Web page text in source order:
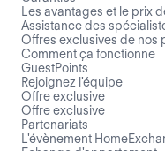
Les avantages et le prix
Assistance des
Offres exclusives de nos
Comment ça fonctionne
GuestPoints
Rejoignez l'équipe
Offre exclusive
Offre exclusive
Partenariats
L'évènement